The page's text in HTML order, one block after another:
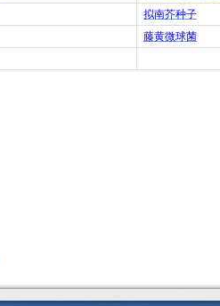
拟南芥种子
藤黄微球菌